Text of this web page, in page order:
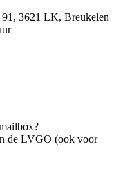
3621 LK, Breukelen
de LVGO (ook voor